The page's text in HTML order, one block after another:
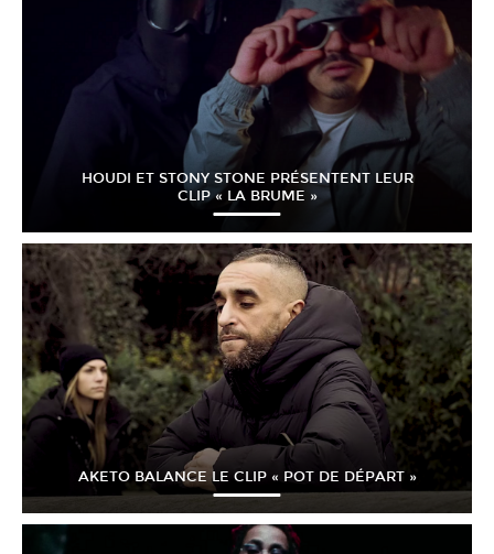
HOUDI ET STONY STONE PRÉSENTENT LEUR
CLIP « LA BRUME »
AKETO BALANCE LE CLIP « POT DE DÉPART »